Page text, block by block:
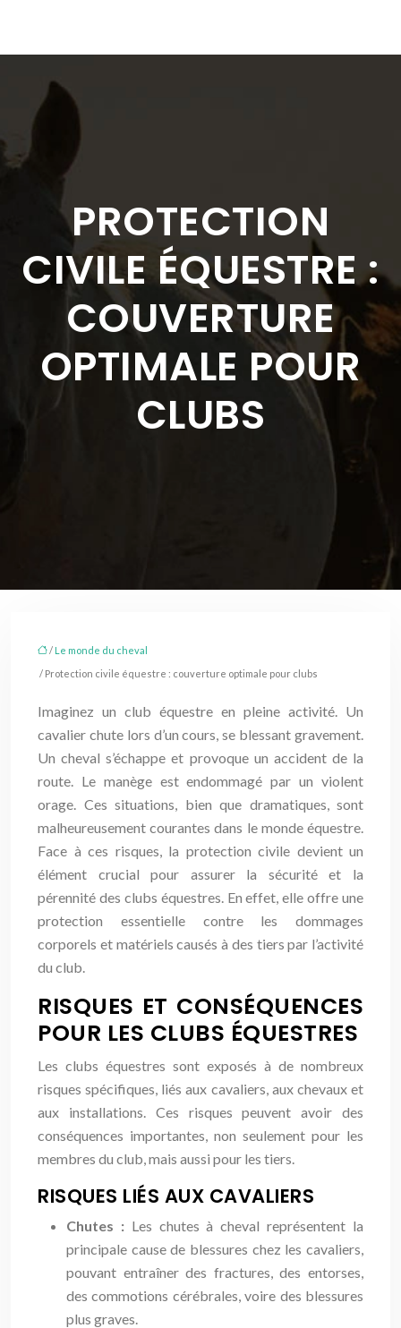
PROTECTION
CIVILE ÉQUESTRE :
COUVERTURE
OPTIMALE POUR
CLUBS
/ Le monde du cheval
/ Protection civile équestre : couverture optimale pour clubs
Imaginez un club équestre en pleine activité. Un
cavalier chute lors d’un cours, se blessant gravement.
Un cheval s’échappe et provoque un accident de la
route. Le manège est endommagé par un violent
orage. Ces situations, bien que dramatiques, sont
malheureusement courantes dans le monde équestre.
Face à ces risques, la protection civile devient un
élément crucial pour assurer la sécurité et la
pérennité des clubs équestres. En effet, elle offre une
protection essentielle contre les dommages
corporels et matériels causés à des tiers par l’activité
du club.
RISQUES ET CONSÉQUENCES
POUR LES CLUBS ÉQUESTRES
Les clubs équestres sont exposés à de nombreux
risques spécifiques, liés aux cavaliers, aux chevaux et
aux installations. Ces risques peuvent avoir des
conséquences importantes, non seulement pour les
membres du club, mais aussi pour les tiers.
RISQUES LIÉS AUX CAVALIERS
Chutes : Les chutes à cheval représentent la
principale cause de blessures chez les cavaliers,
pouvant entraîner des fractures, des entorses,
des commotions cérébrales, voire des blessures
plus graves.